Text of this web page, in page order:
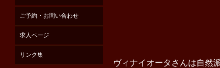
ヴィナイオータさんは自然
ご予約・お問い合わせ
求人ページ
リンク集